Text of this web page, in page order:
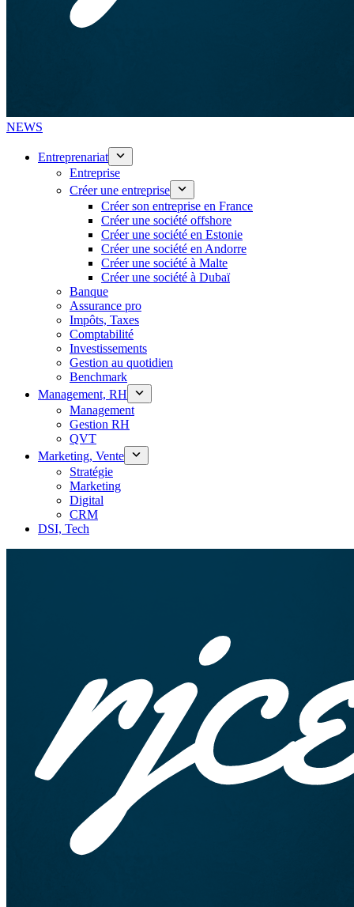
NEWS
Entreprenariat
Entreprise
Créer une entreprise
Créer son entreprise en France
Créer une société offshore
Créer une société en Estonie
Créer une société en Andorre
Créer une société à Malte
Créer une société à Dubaï
Banque
Assurance pro
Impôts, Taxes
Comptabilité
Investissements
Gestion au quotidien
Benchmark
Management, RH
Management
Gestion RH
QVT
Marketing, Vente
Stratégie
Marketing
Digital
CRM
DSI, Tech